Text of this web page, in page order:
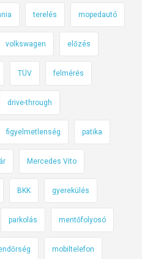
terelés mopedautó
volkswagen előzés
TÜV felmérés
drive-through
figyelmetlenség patika
Mercedes Vito
BKK gyerekülés
parkolás mentőfolyosó
mobiltelefon